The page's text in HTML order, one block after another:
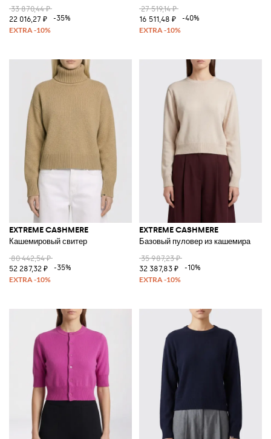
33 870,44 ₽
22 016,27 ₽
-35%
27 519,14 ₽
16 511,48 ₽
-40%
EXTREME CASHMERE
Кашемировый свитер
80 442,54 ₽
52 287,32 ₽
-35%
EXTREME CASHMERE
Базовый пуловер из кашемира
35 987,23 ₽
32 387,83 ₽
-10%